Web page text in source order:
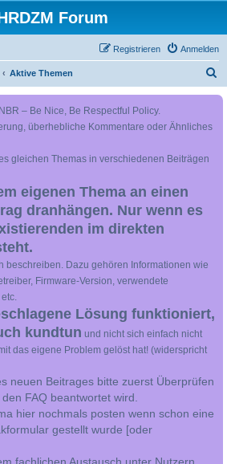
Forum
Anmelden
Registrieren
Aktive Themen
– Be Nice, Be Respectful Policy.
überhebliche Kommentare oder Ähnliches
gleichen Themas in verschiedenen Beiträgen
eigenen Thema an einen
dranhängen. Nur wenn es
im direkten
beschreiben. Dazu gehören Informationen wie
Firmware-Version, verwendete
Lösung funktioniert,
kundtun und nicht sich einfach nicht
das eigene Problem gelöst hat! (widerspricht
neuen Beitrages bitte zuerst Überprüfen
FAQ beantwortet wird.
hier nochmals posten wenn schon eine
gestellt wurde [oder